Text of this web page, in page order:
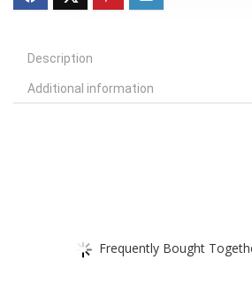
Description
Additional information
Frequently Bought